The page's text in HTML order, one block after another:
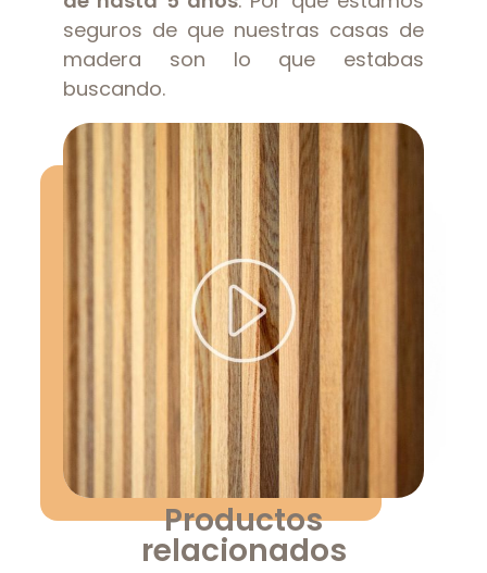
seguros de que nuestras casas de
madera son lo que estabas
buscando.
Productos
relacionados